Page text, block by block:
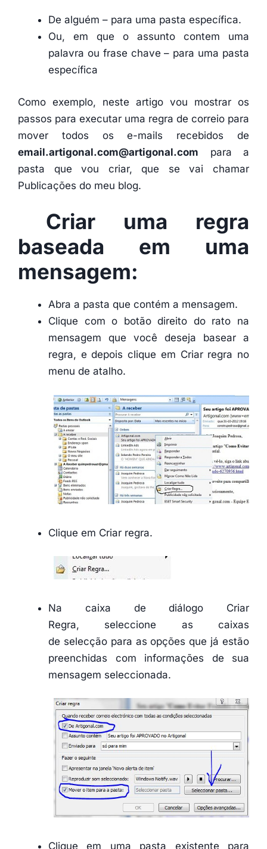
De alguém – para uma pasta específica.
Ou, em que o assunto contem uma
palavra ou frase chave – para uma pasta
específica
Como exemplo, neste artigo vou mostrar os
passos para executar uma regra de correio para
mover todos os e-mails recebidos de
email.artigonal.com@artigonal.com para a
pasta que vou criar, que se vai chamar
Publicações do meu blog.
Criar uma regra
baseada em uma
mensagem:
Abra a pasta que contém a mensagem.
Clique com o botão direito do rato na
mensagem que você deseja basear a
regra, e depois clique em Criar regra no
menu de atalho.
Clique em Criar regra.
Na caixa de diálogo Criar
Regra, seleccione as caixas
de selecção para as opções que já estão
preenchidas com informações de sua
mensagem seleccionada.
Clique em uma pasta existente para